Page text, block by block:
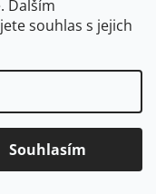
Dalším
souhlas s jejich
Souhlasím
Kód: